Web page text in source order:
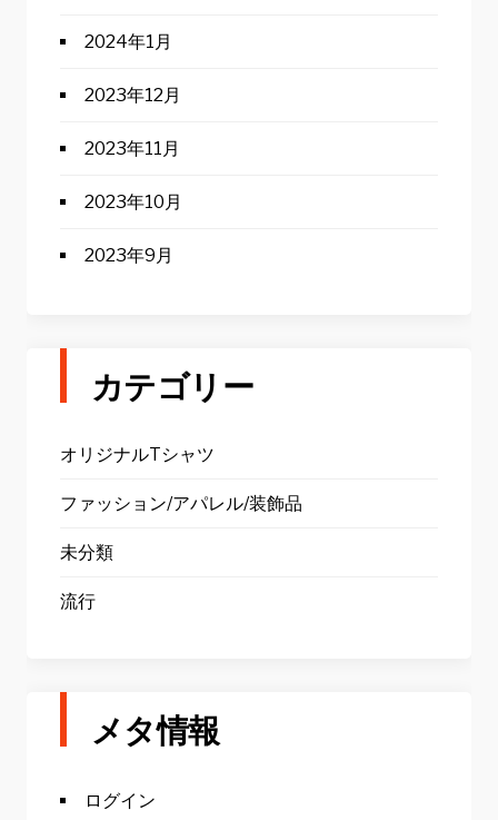
2024年1月
2023年12月
2023年11月
2023年10月
2023年9月
カテゴリー
オリジナルTシャツ
ファッション/アパレル/装飾品
未分類
流行
メタ情報
ログイン